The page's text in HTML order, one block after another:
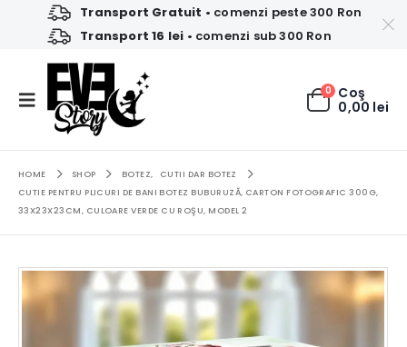
Transport Gratuit • comenzi peste 300 Ron
Transport 16 lei • comenzi sub 300 Ron
0 Coş
0,00 lei
HOME SHOP BOTEZ,
CUTII DAR BOTEZ
CUTIE PENTRU PLICURI DE BANI BOTEZ BUBURUZĂ, CARTON FOTOGRAFIC 300G,
33X23X23CM, CULOARE VERDE CU ROŞU, MODEL 2